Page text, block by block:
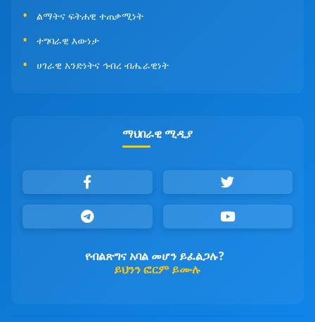
ልማትና ፍትሐዊ ተጠቃሚነት
ተግባራዊ እውነታ
ሀገራዊ አንድነትና ኅብረ ብሔራዊነት
ማህበራዊ ሚዲያ
የብልጽግና አባል መሆን ይፈልጋሉ?
ይህንን ፎርም ይሙሉ